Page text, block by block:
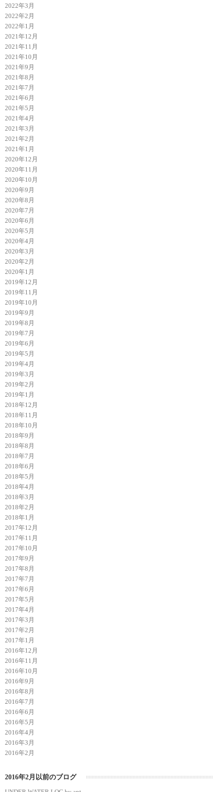
2022年3月
2022年2月
2022年1月
2021年12月
2021年11月
2021年10月
2021年9月
2021年8月
2021年7月
2021年6月
2021年5月
2021年4月
2021年3月
2021年2月
2021年1月
2020年12月
2020年11月
2020年10月
2020年9月
2020年8月
2020年7月
2020年6月
2020年5月
2020年4月
2020年3月
2020年2月
2020年1月
2019年12月
2019年11月
2019年10月
2019年9月
2019年8月
2019年7月
2019年6月
2019年5月
2019年4月
2019年3月
2019年2月
2019年1月
2018年12月
2018年11月
2018年10月
2018年9月
2018年8月
2018年7月
2018年6月
2018年5月
2018年4月
2018年3月
2018年2月
2018年1月
2017年12月
2017年11月
2017年10月
2017年9月
2017年8月
2017年7月
2017年6月
2017年5月
2017年4月
2017年3月
2017年2月
2017年1月
2016年12月
2016年11月
2016年10月
2016年9月
2016年8月
2016年7月
2016年6月
2016年5月
2016年4月
2016年3月
2016年2月
2016年2月以前のブログ